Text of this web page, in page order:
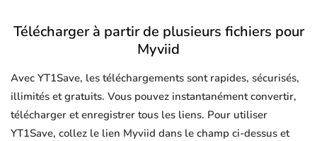
Télécharger à partir de plusieurs fichiers pour
Myviid
Avec YT1Save, les téléchargements sont rapides, sécurisés,
illimités et gratuits. Vous pouvez instantanément convertir,
télécharger et enregistrer tous les liens. Pour utiliser
YT1Save, collez le lien Myviid dans le champ ci-dessus et